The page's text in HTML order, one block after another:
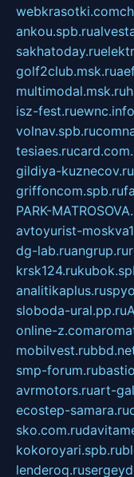
webkrasotki.com
ankou.spb.ru
sakhatoday.ru
golf2club.msk.ru
multimodal.msk.ru
isz-fest.ruewnc.info
volnav.spb.ru
tesiaes.ru
gildiya-kuznecov.ru
griffoncom.spb.ru
PARK-
avtoyurist-
dg-lab.ruangrup.ru
krsk124.ru
analitikaplus.ru
sloboda-ural.pp.ru
online-z.com
mobilvest.ru
smp-forum.ru
avrmotors.ruart-
ecostep-samara.ru
sko.com.ru
kokoroyari.spb.ru
lenderoq.ru